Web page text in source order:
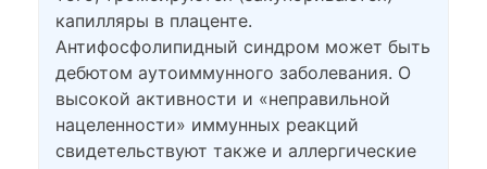
капилляры в плаценте.
Антифосфолипидный синдром может быть
дебютом аутоиммунного заболевания. О
высокой активности и «неправильной
нацеленности» иммунных реакций
свидетельствуют также и аллергические